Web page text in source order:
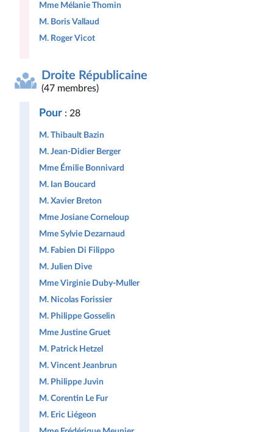
Mme Mélanie Thomin
M. Boris Vallaud
M. Roger Vicot
Droite Républicaine
(47 membres)
Pour : 28
M. Thibault Bazin
M. Jean-Didier Berger
Mme Émilie Bonnivard
M. Ian Boucard
M. Xavier Breton
Mme Josiane Corneloup
Mme Sylvie Dezarnaud
M. Fabien Di Filippo
M. Julien Dive
Mme Virginie Duby-Muller
M. Nicolas Forissier
M. Philippe Gosselin
Mme Justine Gruet
M. Patrick Hetzel
M. Vincent Jeanbrun
M. Philippe Juvin
M. Corentin Le Fur
M. Eric Liégeon